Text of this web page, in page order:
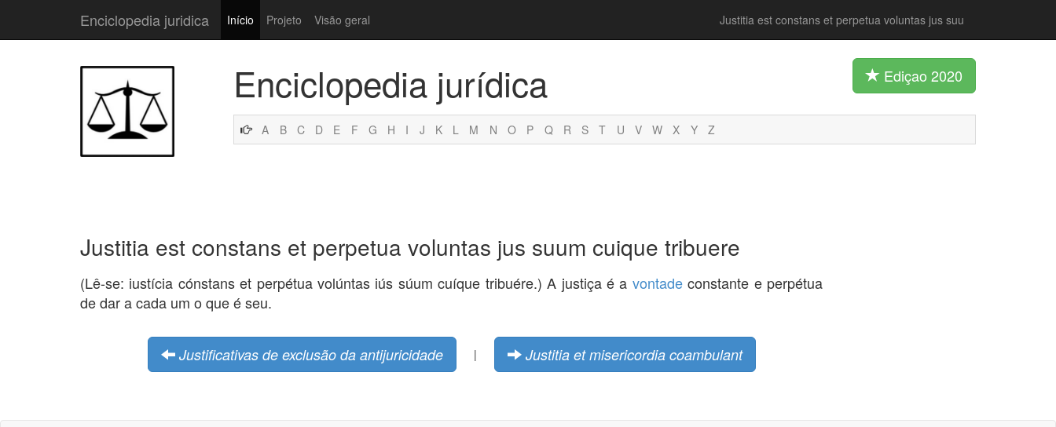
Enciclopedia juridica Início Projeto Visão geral Justitia est constans et perpetua voluntas jus suu
Enciclopedia jurídica Ediçao 2020
A B C D E F G H I J K L M N O P Q R S T U V W X Y Z
Justitia est constans et perpetua voluntas jus suum cuique tribuere
(Lê-se: iustícia cónstans et perpétua volúntas iús súum cuíque tribuére.) A justiça é a vontadeconstante e perpétua
de dar a cada um o que é seu.
Justificativas de exclusão da antijuricidade | Justitia et misericordia coambulant